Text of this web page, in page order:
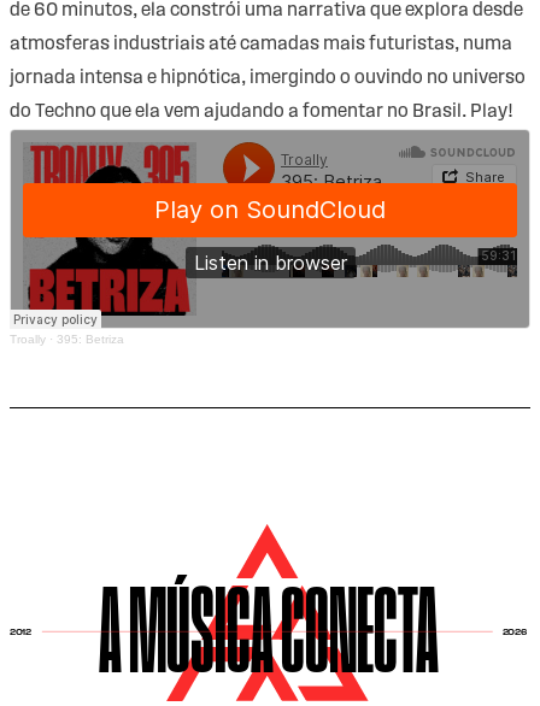
de 60 minutos, ela constrói uma narrativa que explora desde
atmosferas industriais até camadas mais futuristas, numa
jornada intensa e hipnótica, imergindo o ouvindo no universo
do Techno que ela vem ajudando a fomentar no Brasil. Play!
Troally · 395: Betriza
A MÚSICA CONECTA
2012 2026